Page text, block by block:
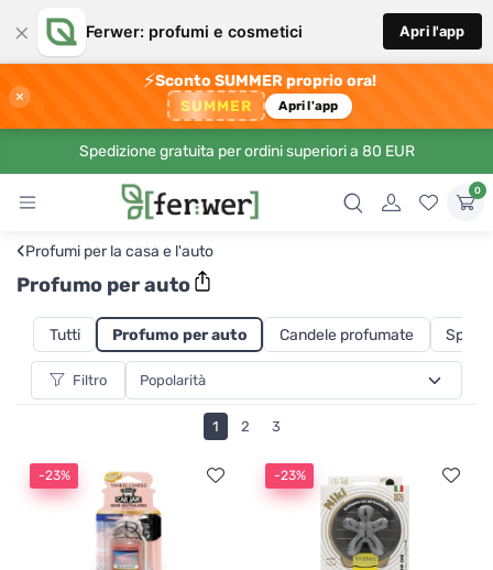
× Ferwer: profumi e cosmetici Apri l'app
×
⚡Sconto SUMMER proprio ora!
SUMMER Apri l'app
Spedizione gratuita per ordini superiori a 80 EUR
0
‹Profumi per la casa e l'auto
Profumo per auto
Tutti Profumo per auto Candele profumate Spray
Filtro
1 2 3
-23% -23%